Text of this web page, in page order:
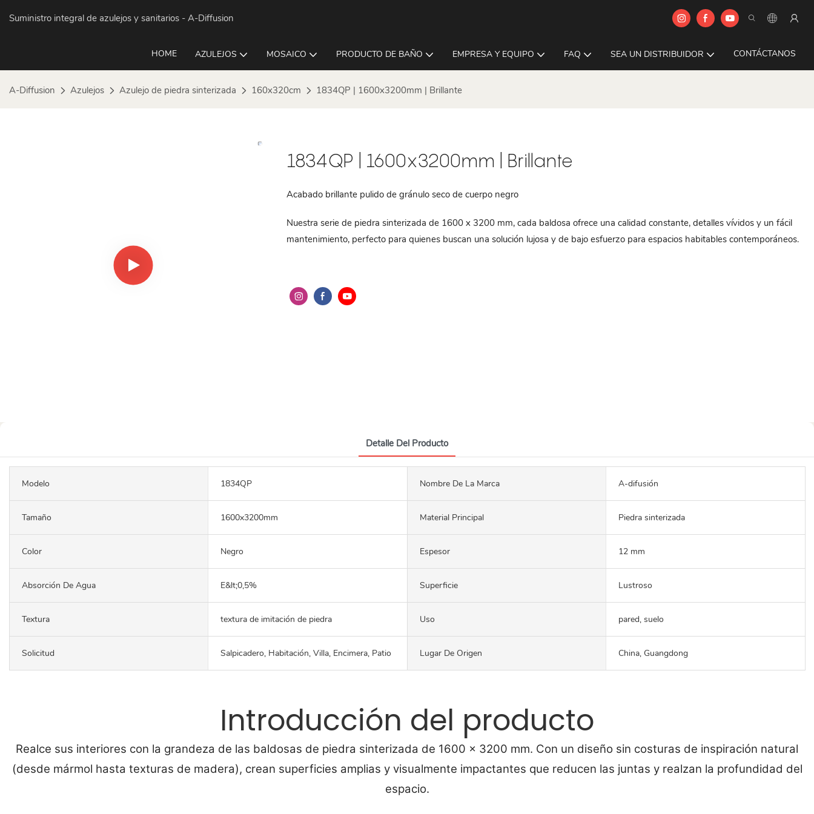
Suministro integral de azulejos y sanitarios - A-Diffusion
HOME AZULEJOS MOSAICO PRODUCTO DE BAÑO EMPRESA Y EQUIPO FAQ SEA UN DISTRIBUIDOR CONTÁCTANOS
A-Diffusion Azulejos Azulejo de piedra sinterizada 160x320cm 1834QP | 1600x3200mm | Brillante
1834QP | 1600x3200mm | Brillante
Acabado brillante pulido de gránulo seco de cuerpo negro
Nuestra serie de piedra sinterizada de 1600 x 3200 mm, cada baldosa ofrece una calidad constante, detalles vívidos y un fácil
mantenimiento, perfecto para quienes buscan una solución lujosa y de bajo esfuerzo para espacios habitables contemporáneos.
Detalle Del Producto
Modelo 1834QP Nombre De La Marca A-difusión
Tamaño 1600x3200mm Material Principal Piedra sinterizada
Color Negro Espesor 12 mm
Absorción De Agua E&lt;0,5% Superficie Lustroso
Textura textura de imitación de piedra Uso pared, suelo
Solicitud Salpicadero, Habitación, Villa, Encimera, Patio Lugar De Origen China, Guangdong
Introducción del producto
Realce sus interiores con la grandeza de las baldosas de piedra sinterizada de 1600 x 3200 mm. Con un diseño sin costuras de inspiración natural
(desde mármol hasta texturas de madera), crean superficies amplias y visualmente impactantes que reducen las juntas y realzan la profundidad del
espacio.